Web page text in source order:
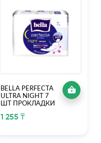
BELLA PERFECTA
ULTRA NIGHT 7
ШТ ПРОКЛАДКИ
1 255 ₸